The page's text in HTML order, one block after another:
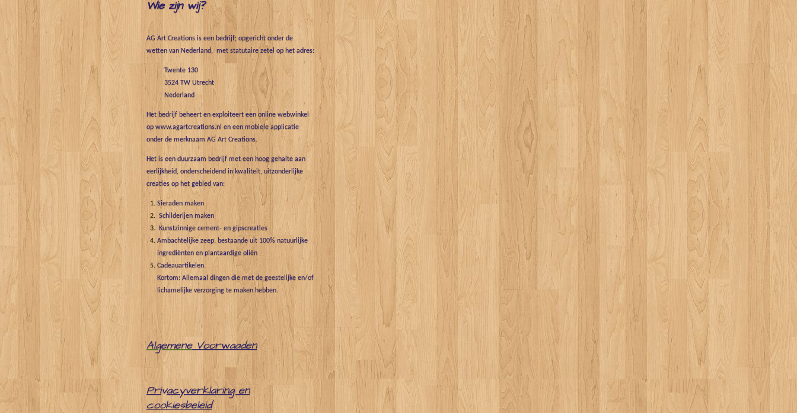
Wie zijn wij?
AG Art Creations is een bedrijf; opgericht onder de
wetten van Nederland, met statutaire zetel op het adres:
Twente 130
3524 TW Utrecht
Nederland
Het bedrijf beheert en exploiteert een online webwinkel
op www.agartcreations.nl en een mobiele applicatie
onder de merknaam AG Art Creations.
Het is een duurzaam bedrijf met een hoog gehalte aan
eerlijkheid, onderscheidend in kwaliteit, uitzonderlijke
creaties op het gebied van:
Sieraden maken
Schilderijen maken
Kunstzinnige cement- en gipscreaties
Ambachtelijke zeep, bestaande uit 100% natuurlijke
ingrediënten en plantaardige oliën
Cadeauartikelen.
Kortom: Allemaal dingen die met de geestelijke en/of
lichamelijke verzorging te maken hebben.
Algemene Voorwaaden
Privacyverklaring en
cookiesbeleid